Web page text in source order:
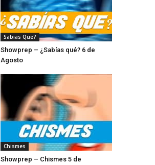
Sabias Que?
Showprep – ¿Sabías qué? 6 de
Agosto
Chismes
Showprep – Chismes 5 de